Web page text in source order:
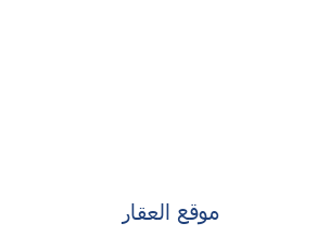
موقع العقار